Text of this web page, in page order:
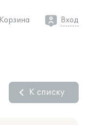
Корзина Вход
К списку